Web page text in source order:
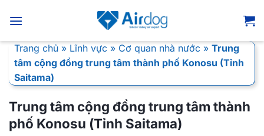
qua
dungTrang chủ » Lĩnh vực » Cơ quan nhà nước » Trung
tâm cộng đồng trung tâm thành phố Konosu (Tỉnh
Saitama)
Trung tâm cộng đồng trung tâm thành
phố Konosu (Tỉnh Saitama)